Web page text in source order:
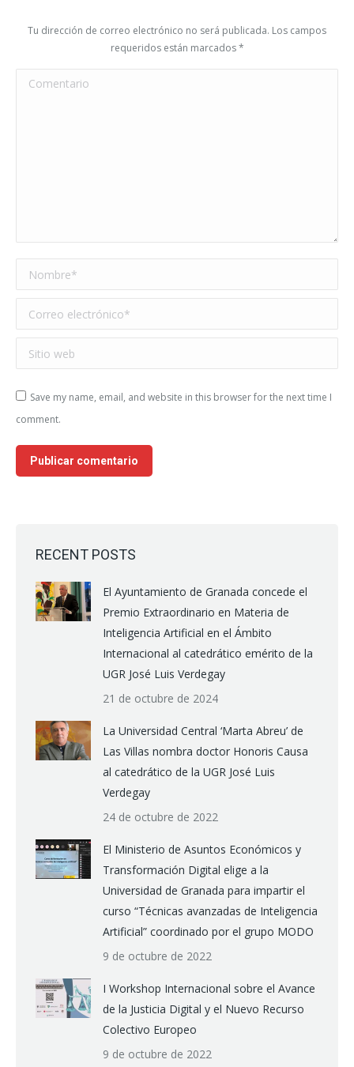
Tu dirección de correo electrónico no será publicada. Los campos
requeridos están marcados*
Comentario
Nombre *
Correo electrónico *
Sitio web
Save my name, email, and website in this browser for the next time I
comment.
Publicar comentario
RECENT POSTS
El Ayuntamiento de Granada concede el
Premio Extraordinario en Materia de
Inteligencia Artificial en el Ámbito
Internacional al catedrático emérito de la
UGR José Luis Verdegay
21 de octubre de 2024
La Universidad Central ‘Marta Abreu’ de
Las Villas nombra doctor Honoris Causa
al catedrático de la UGR José Luis
Verdegay
24 de octubre de 2022
El Ministerio de Asuntos Económicos y
Transformación Digital elige a la
Universidad de Granada para impartir el
curso “Técnicas avanzadas de Inteligencia
Artificial” coordinado por el grupo MODO
9 de octubre de 2022
I Workshop Internacional sobre el Avance
de la Justicia Digital y el Nuevo Recurso
Colectivo Europeo
9 de octubre de 2022